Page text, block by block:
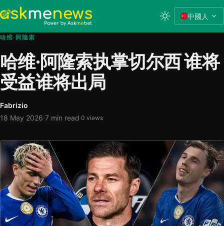
中國人
哈维·阿隆索
哈维·阿隆索执掌切尔西 谁将
受益谁将出局
Fabrizio
18 May 2026·7 min read·0 views